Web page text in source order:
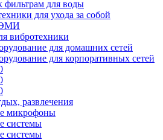
фильтрам для воды
для ухода за собой
ЭМИ
вибротехники
для домашних сетей
для корпоративных сетей
развлечения
микрофоны
системы
системы